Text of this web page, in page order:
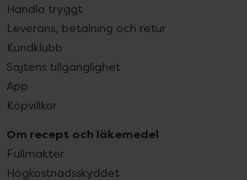
Handla tryggt
Leverans, betalning och retur
Kundklubb
Sajtens tillgänglighet
App
Köpvillkor
Om recept och läkemedel
Fullmakter
Högkostnadsskyddet